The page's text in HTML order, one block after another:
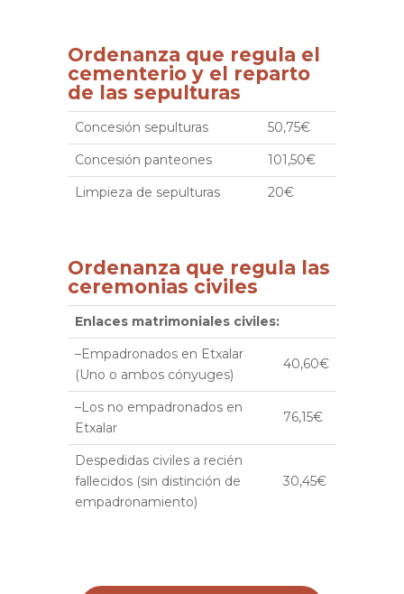
Ordenanza que regula el
cementerio y el reparto
de las sepulturas
Concesión sepulturas
50,75€
Concesión panteones
101,50€
Limpieza de sepulturas
20€
Ordenanza que regula las
ceremonias civiles
Enlaces matrimoniales civiles:
–Empadronados en Etxalar
(Uno o ambos cónyuges)
40,60€
–Los no empadronados en
Etxalar
76,15€
Despedidas civiles a recién
fallecidos (sin distinción de
empadronamiento)
30,45€